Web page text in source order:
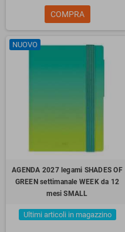
COMPRA
NUOVO
AGENDA 2027 legami SHADES OF
GREEN settimanale WEEK da 12
mesi SMALL
Ultimi articoli in magazzino